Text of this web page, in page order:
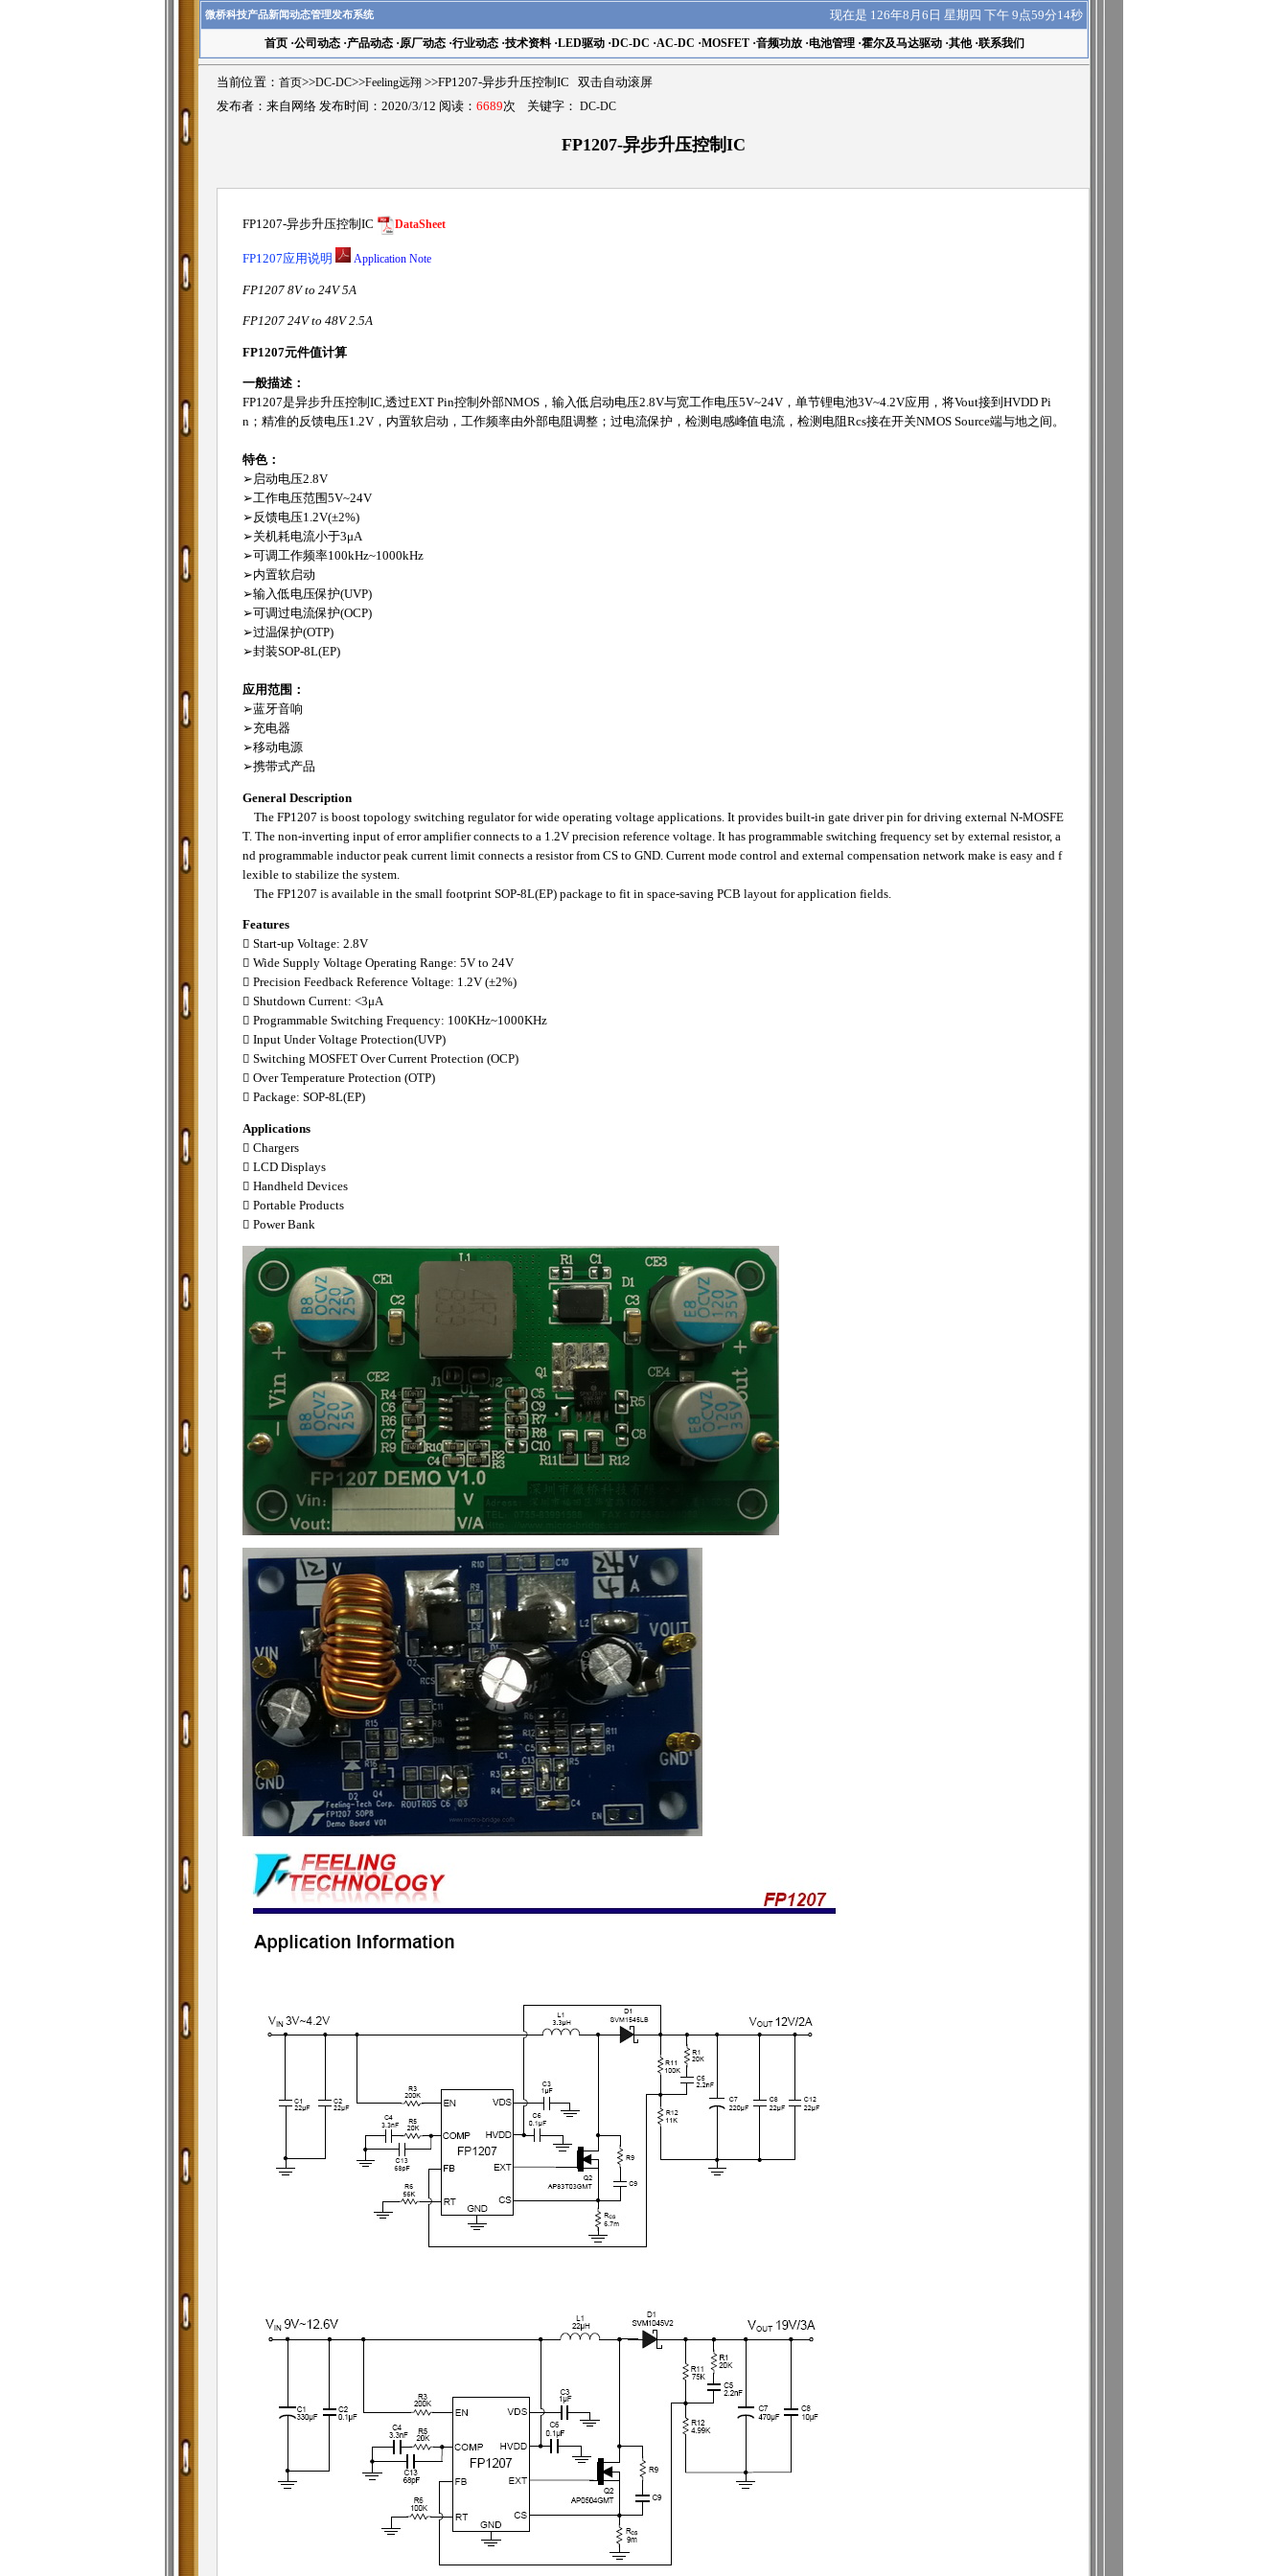
微桥科技产品新闻动态管理发布系统 现在是 126年8月6日 星期四 下午 9点59分15秒
首页·公司动态·产品动态·原厂动态·行业动态·技术资料·LED驱动·DC-DC ·AC-DC ·MOSFET·音频功放·电池管理·霍尔及马达驱动·其他·联系我们
当前位置： 首页>>DC-DC>>Feeling远翔 >>FP1207-异步升压控制IC 双击自动滚屏
发布者：来自网络 发布时间：2020/3/12 阅读： 6689次 关键字： DC-DC
FP1207-异步升压控制IC
FP1207-异步升压控制IC DataSheet
FP1207应用说明 Application Note
FP1207 8V to 24V 5A
FP1207 24V to 48V 2.5A
FP1207元件值计算
一般描述：
FP1207是异步升压控制IC,透过EXT Pin控制外部NMOS，输入低启动电压2.8V与宽工作电压5V~24V，单节锂电池3V~4.2V应用，将Vout接到HVDD Pi
n；精准的反馈电压1.2V，内置软启动，工作频率由外部电阻调整；过电流保护，检测电感峰值电流，检测电阻Rcs接在开关NMOS Source端与地之间。
特色：
➢启动电压2.8V
➢工作电压范围5V~24V
➢反馈电压1.2V(±2%)
➢关机耗电流小于3μA
➢可调工作频率100kHz~1000kHz
➢内置软启动
➢输入低电压保护(UVP)
➢可调过电流保护(OCP)
➢过温保护(OTP)
➢封装SOP-8L(EP)
应用范围：
➢蓝牙音响
➢充电器
➢移动电源
➢携带式产品
General Description
The FP1207 is boost topology switching regulator for wide operating voltage applications. It provides built-in gate driver pin for driving external N-MOSFE
T. The non-inverting input of error amplifier connects to a 1.2V precision reference voltage. It has programmable switching frequency set by external resistor, a
nd programmable inductor peak current limit connects a resistor from CS to GND. Current mode control and external compensation network make is easy and f
lexible to stabilize the system.
The FP1207 is available in the small footprint SOP-8L(EP) package to fit in space-saving PCB layout for application fields.
Features
 Start-up Voltage: 2.8V
 Wide Supply Voltage Operating Range: 5V to 24V
 Precision Feedback Reference Voltage: 1.2V (±2%)
 Shutdown Current: <3μA
 Programmable Switching Frequency: 100KHz~1000KHz
 Input Under Voltage Protection(UVP)
 Switching MOSFET Over Current Protection (OCP)
 Over Temperature Protection (OTP)
 Package: SOP-8L(EP)
Applications
 Chargers
 LCD Displays
 Handheld Devices
 Portable Products
 Power Bank